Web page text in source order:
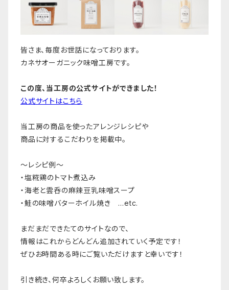
皆さま、毎度お世話になっております。
カネサオーガニック味噌工房です。
この度、当工房の公式サイトができました！
公式サイトはこちら
当工房の商品を使ったアレンジレシピや
商品に対するこだわりを掲載中。
～レシピ例～
・塩糀鶏のトマト煮込み
・海老と雲呑の麻辣豆乳味噌スープ
・鮭の味噌バターホイル焼き …etc.
まだまだできたてのサイトなので、
情報はこれからどんどん追加されていく予定です！
ぜひお時間ある時にご覧いただけますと幸いです！
引き続き、何卒よろしくお願い致します。